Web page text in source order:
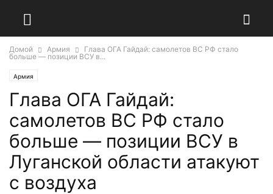
Домой Армия
Глава ОГА Гайдай: самолетов ВС РФ стало
больше — позиции ВСУ в...
Армия
Глава ОГА Гайдай:
самолетов ВС РФ стало
больше — позиции ВСУ в
Луганской области атакуют
с воздуха